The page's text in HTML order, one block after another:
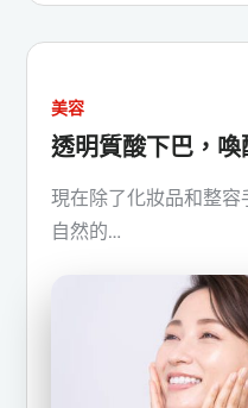
美容
透明質酸下巴，喚
現在除了化妝品和整
自然的…